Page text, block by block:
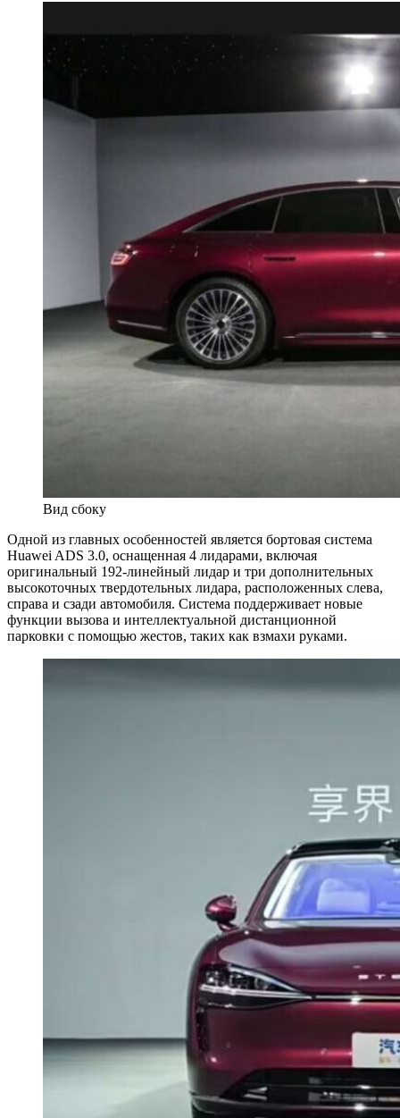
Вид сбоку
Одной из главных особенностей является бортовая система
Huawei ADS 3.0, оснащенная 4 лидарами, включая
оригинальный 192-линейный лидар и три дополнительных
высокоточных твердотельных лидара, расположенных слева,
справа и сзади автомобиля. Система поддерживает новые
функции вызова и интеллектуальной дистанционной
парковки с помощью жестов, таких как взмахи руками.